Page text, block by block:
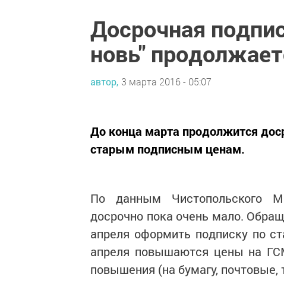
Досрочная
новь"
автор, 3 марта 2016 - 05:07
До конца марта продолжится
старым подписным ценам.
По данным Чистопольского
досрочно пока очень мало.
апреля оформить подписку по
апреля повышаются цены на
повышения (на бумагу, почтовые,